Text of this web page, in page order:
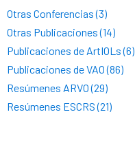
Otras Conferencias (3)
Otras Publicaciones (14)
Publicaciones de ArtIOLs (6)
Publicaciones de VAO (86)
Resúmenes ARVO (29)
Resúmenes ESCRS (21)